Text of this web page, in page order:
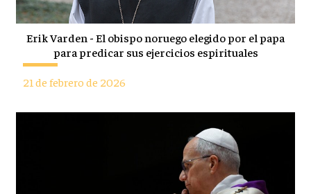
Erik Varden - El obispo noruego elegido por el papa
para predicar sus ejercicios espirituales
21 de febrero de 2026